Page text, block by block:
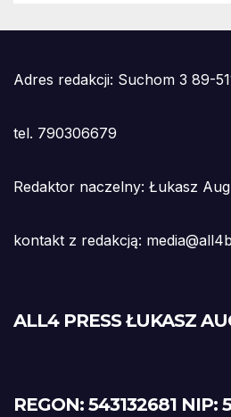
Adres redakcji: Suchom 3 89-
tel. 790306679
Redaktor naczelny: Łukasz
kontakt z redakcją:
ALL4 PRESS ŁUKASZ
REGON: 543132681 NIP: